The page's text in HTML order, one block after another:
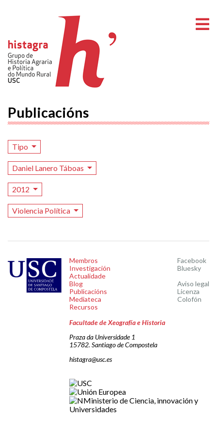
Publicacións
Tipo
Daniel Lanero Táboas
2012
Violencia Política
Membros
Investigación
Actualidade
Blog
Publicacións
Mediateca
Recursos
Facebook
Bluesky
Aviso legal
Licenza
Colofón
Facultade de Xeografía e Historia
Praza da Universidade 1
15782. Santiago de Compostela
histagra@usc.es